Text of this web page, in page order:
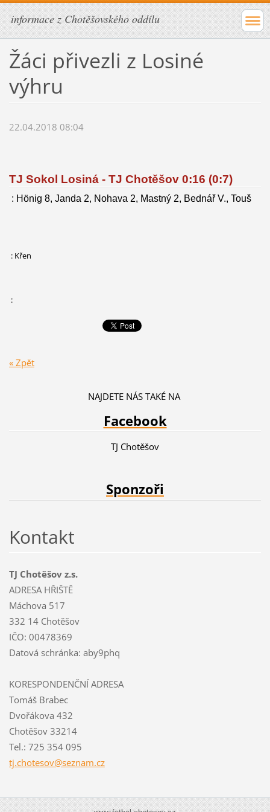
informace z Chotěšovského oddílu
Žáci přivezli z Losiné
výhru
22.04.2018 08:04
TJ Sokol Losiná - TJ Chotěšov 0:16 (0:7)
: Hönig 8, Janda 2, Nohava 2, Mastný 2, Bednář V., Touš
: Křen
:
« Zpět
NAJDETE NÁS TAKÉ NA
Facebook
TJ Chotěšov
Sponzoři
Kontakt
TJ Chotěšov z.s.
ADRESA HŘIŠTĚ
Máchova 517
332 14 Chotěšov
IČO: 00478369
Datová schránka: aby9phq
KORESPONDENČNÍ ADRESA
Tomáš Brabec
Dvořákova 432
Chotěšov 33214
Tel.: 725 354 095
tj.chotesov@seznam.cz